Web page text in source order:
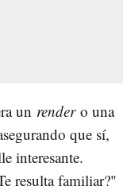
un render o una
que sí,
interesante.
resulta familiar?"